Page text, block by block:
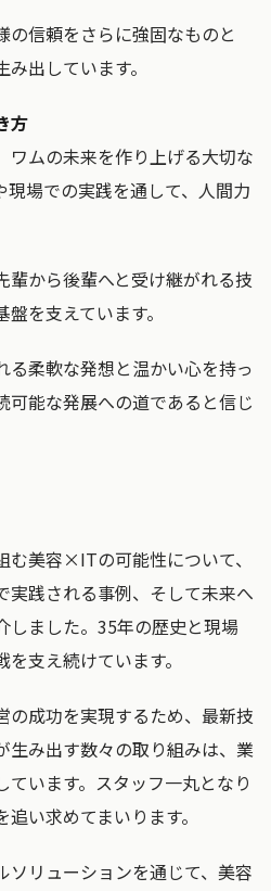
の信頼をさらに強固なものと
出しています。
方
ワムの未来を作り上げる大切な
現場での実践を通して、人間力
輩から後輩へと受け継がれる技
を支えています。
る柔軟な発想と温かい心を持っ
可能な発展への道であると信じ
む美容×ITの可能性について、
実践される事例、そして未来へ
しました。35年の歴史と現場
支え続けています。
の成功を実現するため、最新技
生み出す数々の取り組みは、業
います。スタッフ一丸となり
い求めてまいります。
ソリューションを通じて、美容